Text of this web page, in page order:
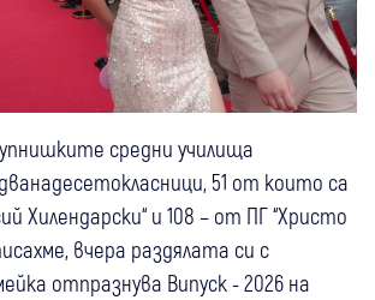
средни училища
51 от които са
Хилендарски“ и 108 – от ПГ “Христо
вчера раздялата си с
отпразнува Випуск - 2026 на